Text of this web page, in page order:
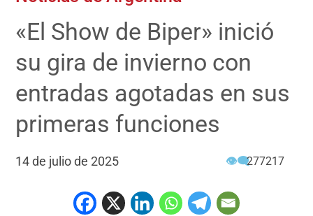
«El Show de Biper» inició
su gira de invierno con
entradas agotadas en sus
primeras funciones
14 de julio de 2025 👁‍🗨277217